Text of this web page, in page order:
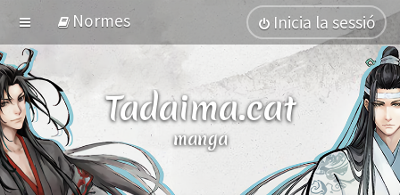
Normes Inicia la sessió
Tadaima.cat
manga